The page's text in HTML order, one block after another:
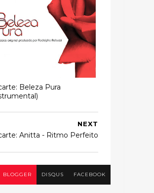
Beleza Pura
NEXT
Anitta - Ritmo Perfeito
BLOGGER DISQUS FACEBOOK